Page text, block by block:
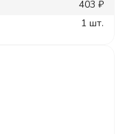
403 ₽
1 шт.